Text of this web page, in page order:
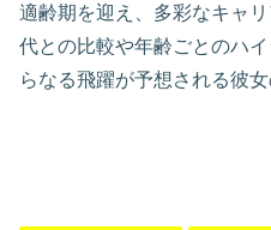
適齢期を迎え、多彩なキャ
代との比較や年齢ごとのハ
らなる飛躍が予想される彼